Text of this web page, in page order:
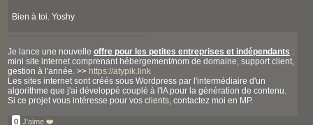
Bien à toi. Yoshy
Je lance une nouvelle offre pour les petites entreprises et indépendants :
mini site internet comprenant hébergement/nom de domaine, support client,
gestion à l'année. >> https://atypik.link
Les sites internet sont créés sous Wordpress par l'intermédiaire d'un
algorithme que j'ai développé couplé à l'IA pour la génération de contenu.
Si ce projet vous intéresse pour vos clients, contactez moi en MP.
0 J'aime ❤️